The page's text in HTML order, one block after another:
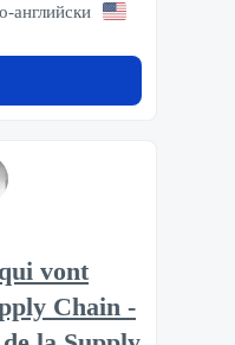
английски
vont
Chain -